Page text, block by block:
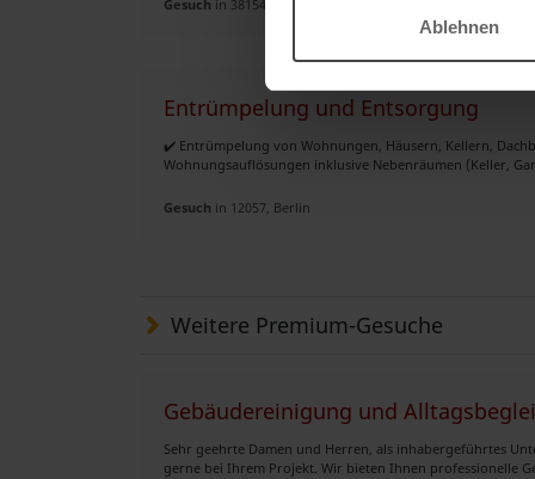
Ablehnen
Gesuch in 38154, Königslutter am Elm
Entrümpelung und Entsorgung
✔️ Entrümpelung von Wohnungen, Häusern, Kellern,
Wohnungsauflösungen inklusive Nebenräumen (Keller,
Gesuch in 12057, Berlin
Weitere Premium-Gesuche
Gebäudereinigung und
Sehr geehrte Damen und Herren, als inhabergeführtes
gerne bei Ihrem Projekt. Wir bieten Ihnen professionelle